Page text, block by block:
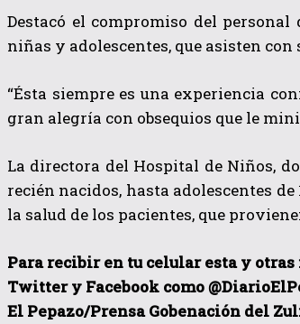
Destacó el compromiso del
niñas y adolescentes, que asisten
“Ésta siempre es una experiencia
gran alegría con obsequios que le
La directora del Hospital de Niños,
recién nacidos, hasta adolescentes
la salud de los pacientes, que
Para recibir en tu celular esta y
Twitter y Facebook como
El Pepazo/Prensa Gobenación del